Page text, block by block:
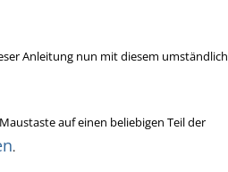
Anleitung nun mit diesem umständlich
auf einen beliebigen Teil der
.